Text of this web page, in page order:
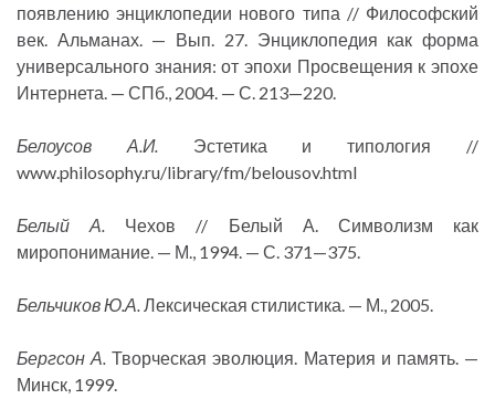
появлению энциклопедии нового типа // Философский
век. Альманах. — Вып. 27. Энциклопедия как форма
универсального знания: от эпохи Просвещения к эпохе
Интернета. — СПб., 2004. — С. 213—220.
Белоусов А.И. Эстетика и типология //
www.philosophy.ru/library/fm/belousov.html
Белый А.
Чехов // Белый А. Символизм как
миропонимание. — М., 1994. — С. 371—375.
Бельчиков Ю.А. Лексическая стилистика. — М., 2005.
Бергсон А. Творческая эволюция. Материя и память. —
Минск, 1999.